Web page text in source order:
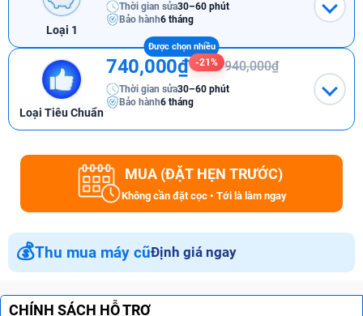
Loại 1
Thời gian sửa30–60 phút
Bảo hành6 tháng
Loại Tiêu Chuẩn
740,000₫ -21% 940,000₫
Thời gian sửa30–60 phút
Bảo hành6 tháng
MUA (ĐẶT HẸN TRƯỚC)
Không cần đặt cọc • Tới là làm ngay
💰Thu mua máy cũĐịnh giá ngay
CHÍNH SÁCH HỖ TRỢ